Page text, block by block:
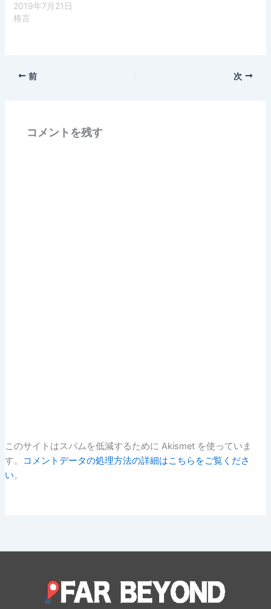
2019年7月21日
格言
前 次
コメントを残す
このサイトはスパムを低減するために Akismet を使っていま
す。
コメントデータの処理方法の詳細はこちらをご覧くださ
い。